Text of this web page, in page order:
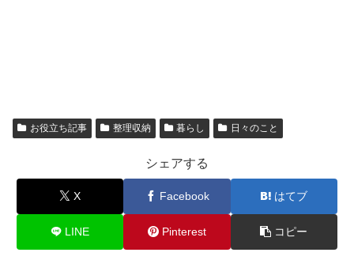
お役立ち記事 整理収納 暮らし 日々のこと
シェアする
X Facebook はてブ
LINE Pinterest コピー